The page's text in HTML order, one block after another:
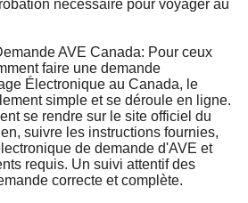
nécessaire pour voyager au
AVE Canada: Pour ceux
faire une demande
Électronique au Canada, le
simple et se déroule en ligne.
se rendre sur le site officiel du
suivre les instructions fournies,
de demande d'AVE et
requis. Un suivi attentif des
correcte et complète.